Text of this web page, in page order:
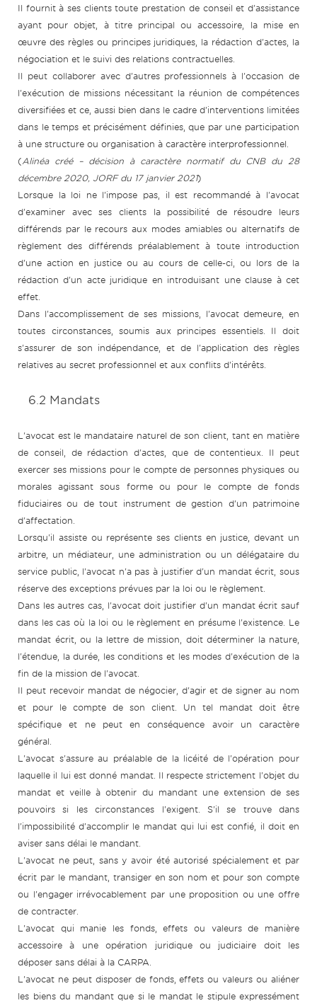
Il fournit à ses clients toute prestation de conseil et d'assistance
ayant pour objet, à titre principal ou accessoire, la mise en
œuvre des règles ou principes juridiques, la rédaction d'actes, la
négociation et le suivi des relations contractuelles.
Il peut collaborer avec d'autres professionnels à l'occasion de
l'exécution de missions nécessitant la réunion de compétences
diversifiées et ce, aussi bien dans le cadre d'interventions limitées
dans le temps et précisément définies, que par une participation
à une structure ou organisation à caractère interprofessionnel.
(Alinéa créé – décision à caractère normatif du CNB du 28
décembre 2020, JORF du 17 janvier 2021)
Lorsque la loi ne l'impose pas, il est recommandé à l'avocat
d'examiner avec ses clients la possibilité de résoudre leurs
différends par le recours aux modes amiables ou alternatifs de
règlement des différends préalablement à toute introduction
d'une action en justice ou au cours de celle-ci, ou lors de la
rédaction d'un acte juridique en introduisant une clause à cet
effet.
Dans l'accomplissement de ses missions, l'avocat demeure, en
toutes circonstances, soumis aux principes essentiels. Il doit
s'assurer de son indépendance, et de l'application des règles
relatives au secret professionnel et aux conflits d'intérêts.
6.2 Mandats
L'avocat est le mandataire naturel de son client, tant en matière
de conseil, de rédaction d'actes, que de contentieux. Il peut
exercer ses missions pour le compte de personnes physiques ou
morales agissant sous forme ou pour le compte de fonds
fiduciaires ou de tout instrument de gestion d'un patrimoine
d'affectation.
Lorsqu'il assiste ou représente ses clients en justice, devant un
arbitre, un médiateur, une administration ou un délégataire du
service public, l'avocat n'a pas à justifier d'un mandat écrit, sous
réserve des exceptions prévues par la loi ou le règlement.
Dans les autres cas, l'avocat doit justifier d'un mandat écrit sauf
dans les cas où la loi ou le règlement en présume l'existence. Le
mandat écrit, ou la lettre de mission, doit déterminer la nature,
l'étendue, la durée, les conditions et les modes d'exécution de la
fin de la mission de l'avocat.
Il peut recevoir mandat de négocier, d'agir et de signer au nom
et pour le compte de son client. Un tel mandat doit être
spécifique et ne peut en conséquence avoir un caractère
général.
L'avocat s'assure au préalable de la licéité de l'opération pour
laquelle il lui est donné mandat. Il respecte strictement l'objet du
mandat et veille à obtenir du mandant une extension de ses
pouvoirs si les circonstances l'exigent. S'il se trouve dans
l'impossibilité d'accomplir le mandat qui lui est confié, il doit en
aviser sans délai le mandant.
L'avocat ne peut, sans y avoir été autorisé spécialement et par
écrit par le mandant, transiger en son nom et pour son compte
ou l'engager irrévocablement par une proposition ou une offre
de contracter.
L'avocat qui manie les fonds, effets ou valeurs de manière
accessoire à une opération juridique ou judiciaire doit les
déposer sans délai à la CARPA.
L'avocat ne peut disposer de fonds, effets ou valeurs ou aliéner
les biens du mandant que si le mandat le stipule expressément